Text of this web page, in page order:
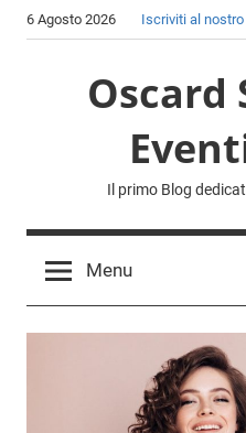
Skip6 Agosto 2026 Iscriviti al
Oscard
Il primo Blog
Menu